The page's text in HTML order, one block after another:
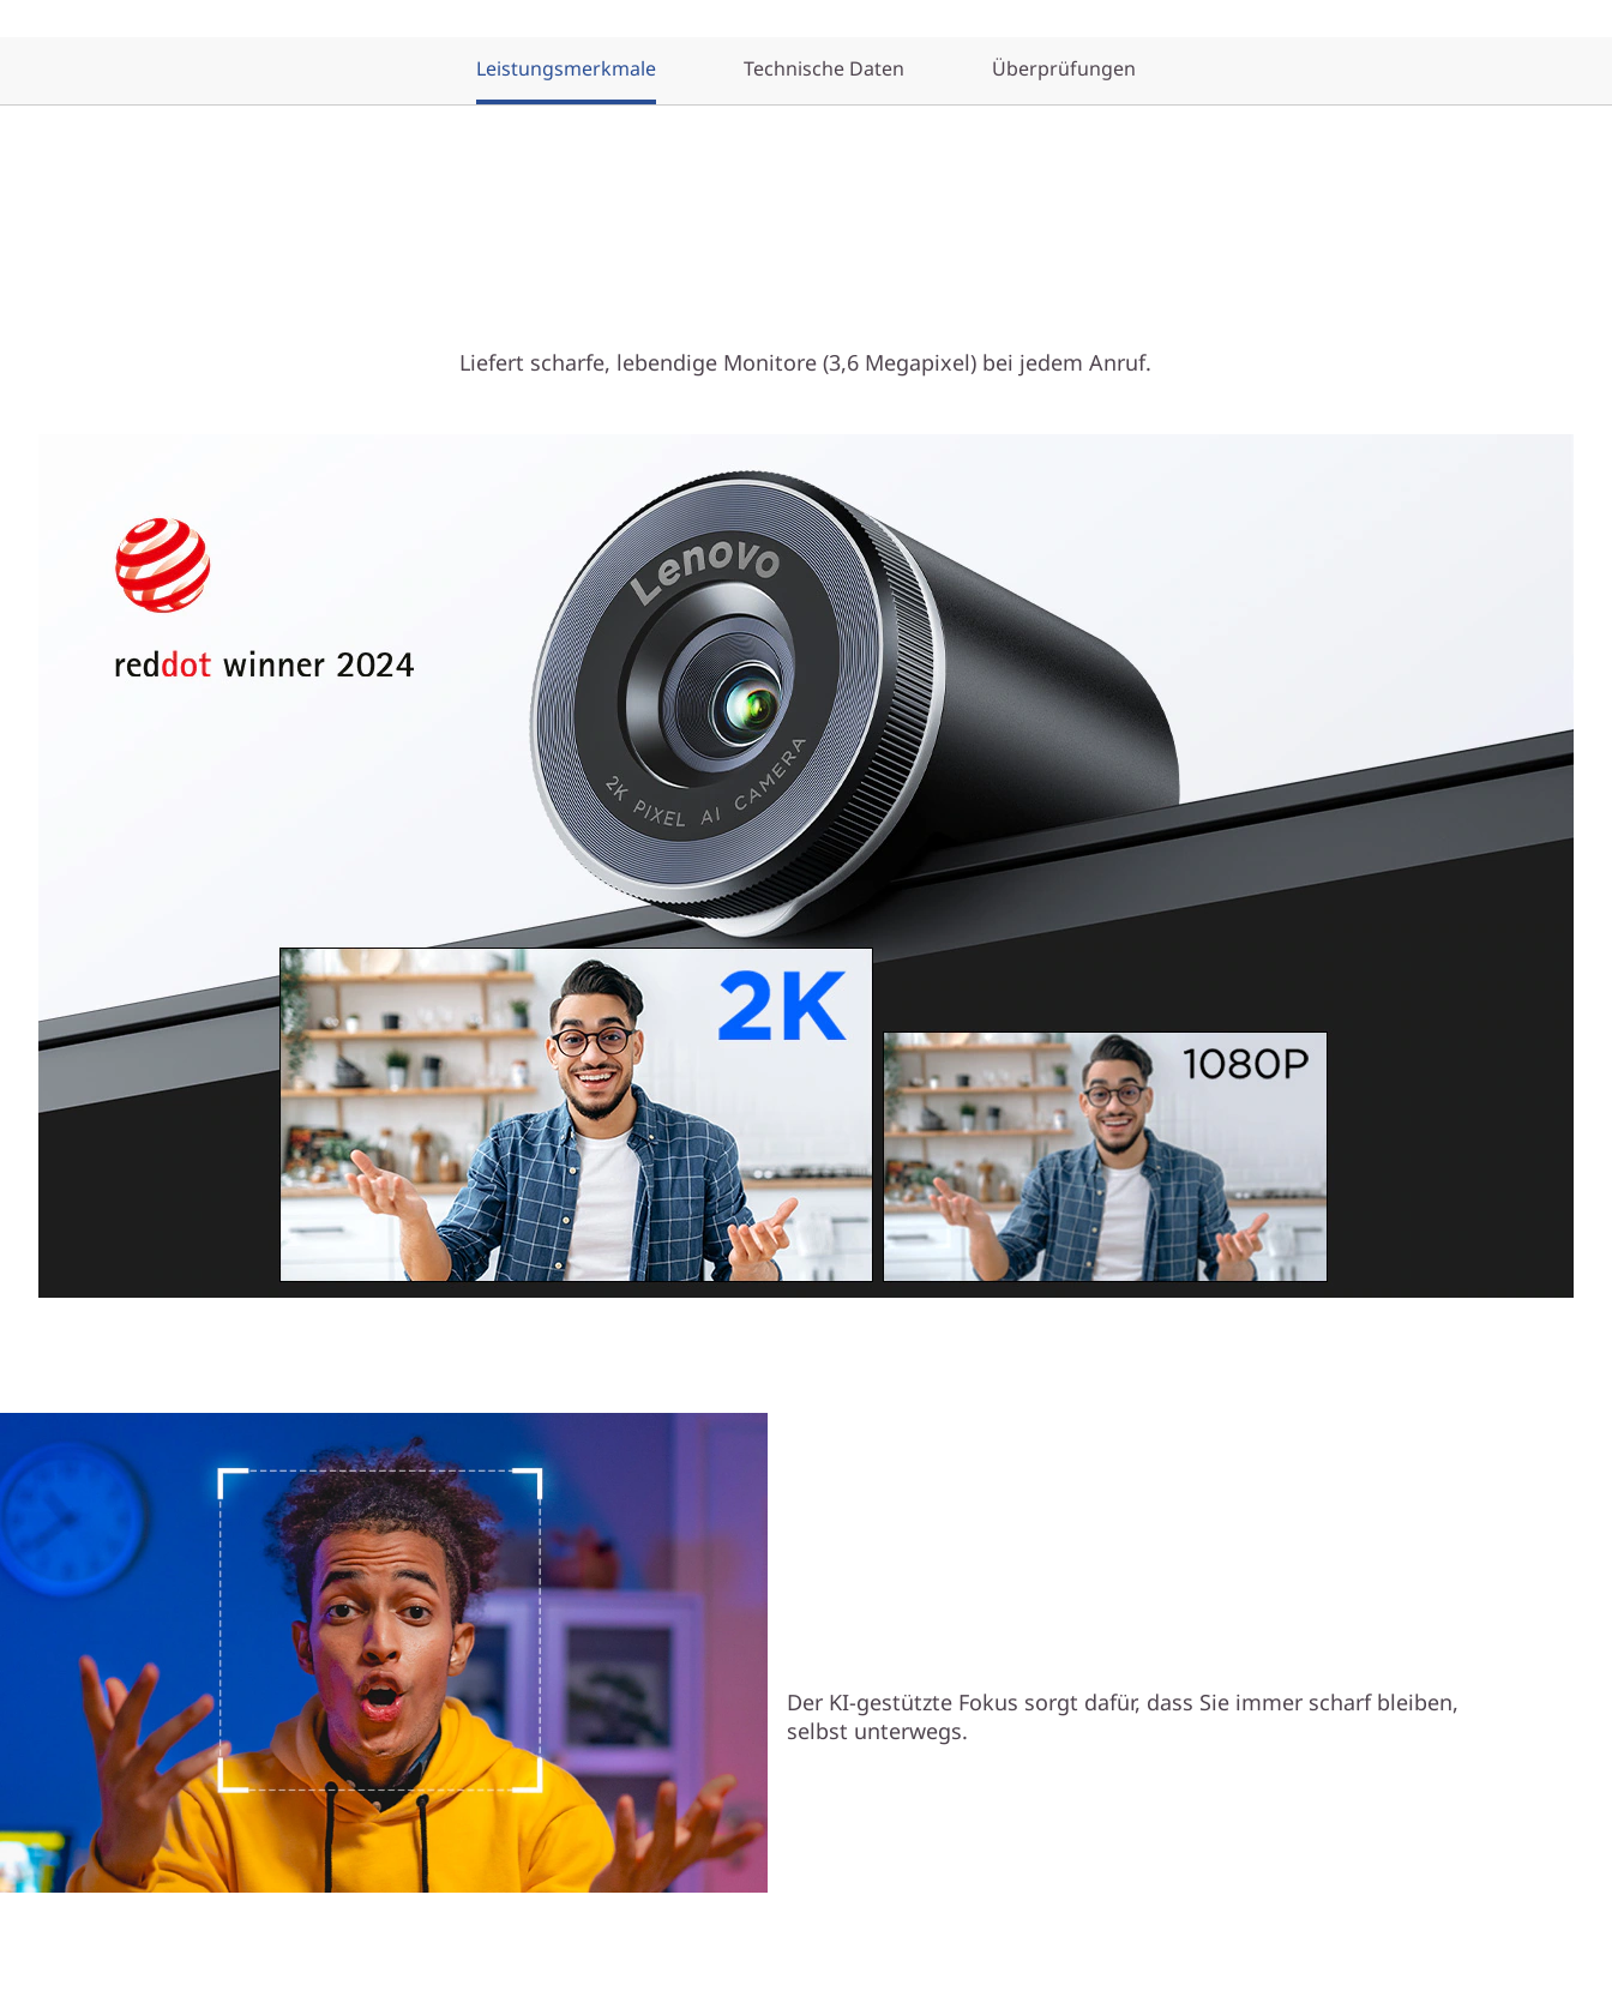
Leistungsmerkmale Technische Daten Überprüfungen
Liefert scharfe, lebendige Monitore (3,6 Megapixel) bei jedem Anruf.
Der KI-gestützte Fokus sorgt dafür, dass Sie immer scharf bleiben,
selbst unterwegs.